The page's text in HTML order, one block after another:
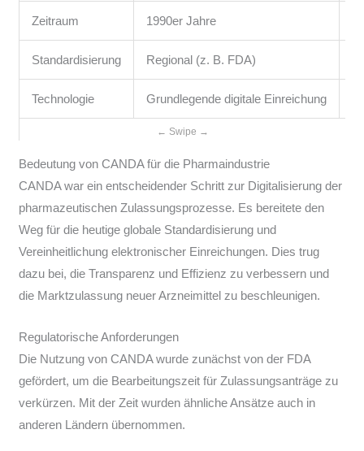
Zeitraum 1990er Jahre
Standardisierung Regional (z. B. FDA)
Technologie Grundlegende digitale Einreichung
Bedeutung von CANDA für die Pharmaindustrie
CANDA war ein entscheidender Schritt zur Digitalisierung der
pharmazeutischen Zulassungsprozesse. Es bereitete den
Weg für die heutige globale Standardisierung und
Vereinheitlichung elektronischer Einreichungen. Dies trug
dazu bei, die Transparenz und Effizienz zu verbessern und
die Marktzulassung neuer Arzneimittel zu beschleunigen.
Regulatorische Anforderungen
Die Nutzung von CANDA wurde zunächst von der FDA
gefördert, um die Bearbeitungszeit für Zulassungsanträge zu
verkürzen. Mit der Zeit wurden ähnliche Ansätze auch in
anderen Ländern übernommen.